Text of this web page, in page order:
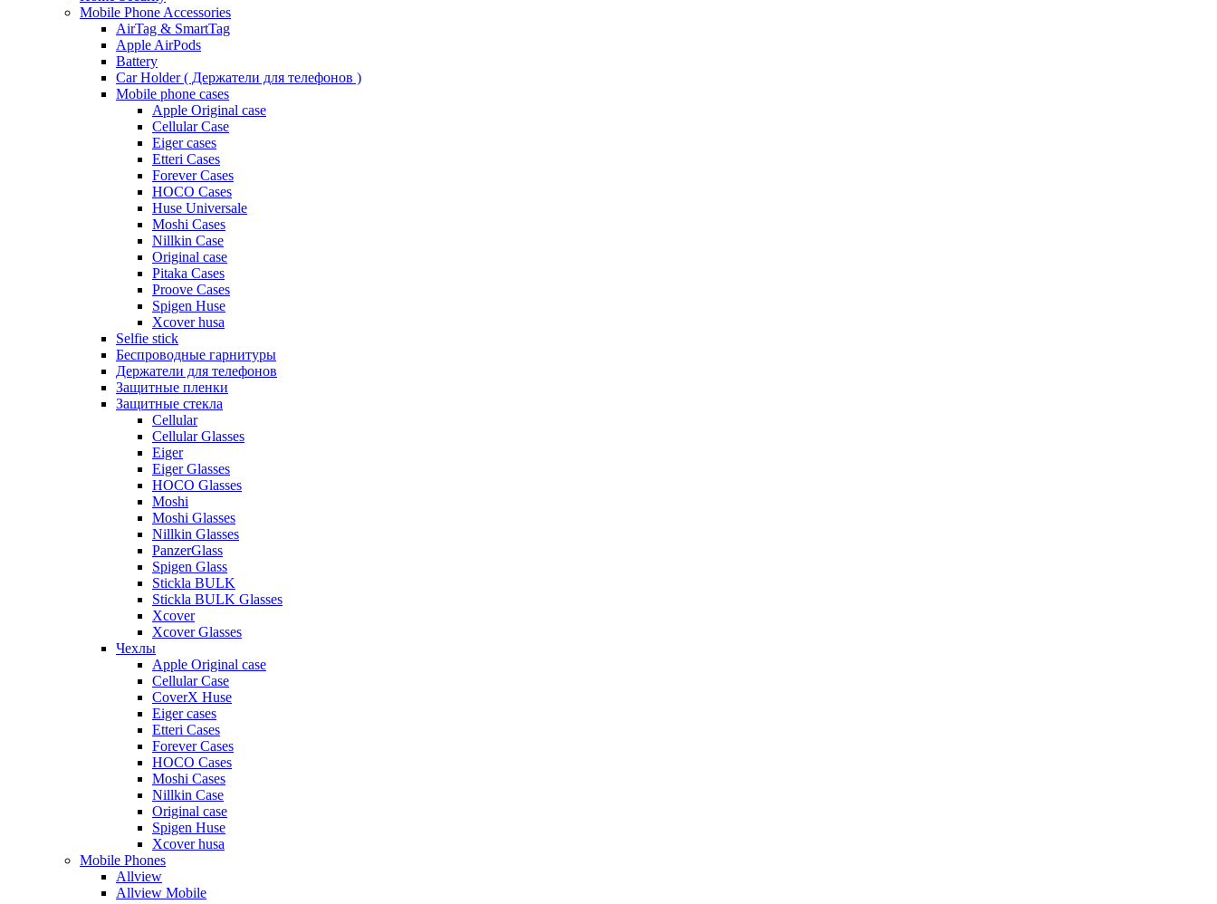
Mobile Phone Accessories
AirTag & SmartTag
Apple AirPods
Battery
Car Holder ( Держатели для телефонов )
Mobile phone cases
Apple Original case
Cellular Case
Eiger cases
Etteri Cases
Forever Cases
HOCO Cases
Huse Universale
Moshi Cases
Nillkin Case
Original case
Pitaka Cases
Proove Cases
Spigen Huse
Xcover husa
Selfie stick
Беспроводные гарнитуры
Держатели для телефонов
Защитные пленки
Защитные стекла
Cellular
Cellular Glasses
Eiger
Eiger Glasses
HOCO Glasses
Moshi
Moshi Glasses
Nillkin Glasses
PanzerGlass
Spigen Glass
Stickla BULK
Stickla BULK Glasses
Xcover
Xcover Glasses
Чехлы
Apple Original case
Cellular Case
CoverX Huse
Eiger cases
Etteri Cases
Forever Cases
HOCO Cases
Moshi Cases
Nillkin Case
Original case
Spigen Huse
Xcover husa
Mobile Phones
Allview
Allview Mobile